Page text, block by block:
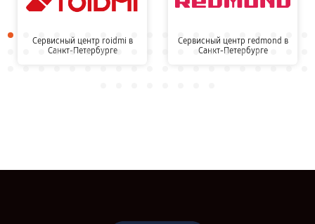
Сервисный центр roidmi в
Санкт-Петербурге
Сервисный центр redmond в
Санкт-Петербурге